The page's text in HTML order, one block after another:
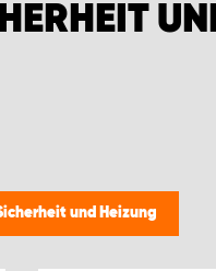
und Heizung